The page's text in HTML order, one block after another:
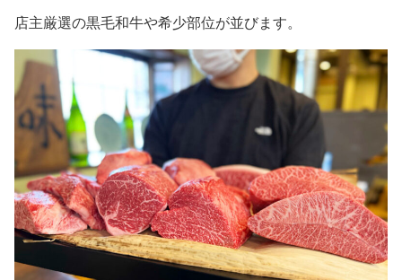
店主厳選の黒毛和牛や希少部位が並びます。